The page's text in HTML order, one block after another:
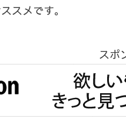
スメです。
スポ